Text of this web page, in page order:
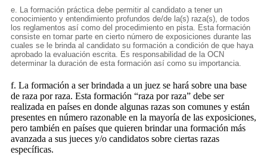
e. La formación práctica debe permitir al candidato a tener un
conocimiento y entendimiento profundos de/de la(s) raza(s), de todos
los reglamentos así como del procedimiento en pista. Esta formación
consiste en tomar parte en cierto número de exposiciones durante las
cuales se le brinda al candidato su formación a condición de que haya
aprobado la evaluación escrita. Es responsabilidad de la OCN
determinar la duración de esta formación así como su importancia.
f. La formación a ser brindada a un juez se hará sobre una base
de raza por raza. Esta formación “raza por raza” debe ser
realizada en países en donde algunas razas son comunes y están
presentes en número razonable en la mayoría de las exposiciones,
pero también en países que quieren brindar una formación más
avanzada a sus jueces y/o candidatos sobre ciertas razas
específicas.